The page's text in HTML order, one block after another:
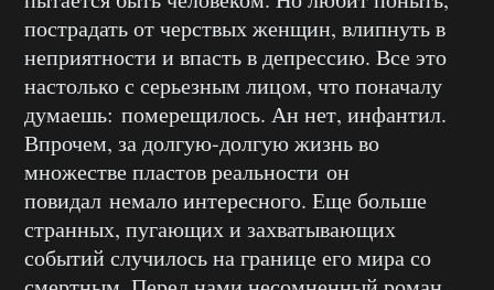
пострадать от черствых женщин, влипнуть в
неприятности и впасть в депрессию. Все это
настолько с серьезным лицом, что поначалу
думаешь: померещилось. Ан нет, инфантил.
Впрочем, за долгую-долгую жизнь во
множестве пластов реальности он
повидал немало интересного. Еще больше
странных, пугающих и захватывающих
событий случилось на границе его мира со